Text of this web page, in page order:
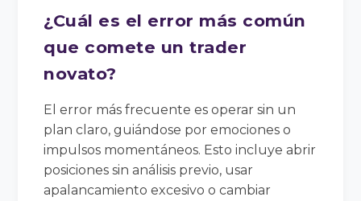
¿Cuál es el error más común
que comete un trader
novato?
El error más frecuente es operar sin un
plan claro, guiándose por emociones o
impulsos momentáneos. Esto incluye abrir
posiciones sin análisis previo, usar
apalancamiento excesivo o cambiar